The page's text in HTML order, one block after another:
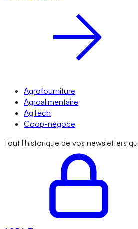
Agrofourniture
Agroalimentaire
AgTech
Coop-négoce
Tout l'historique de vos newsletters